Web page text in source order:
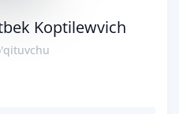
Koptilewvich